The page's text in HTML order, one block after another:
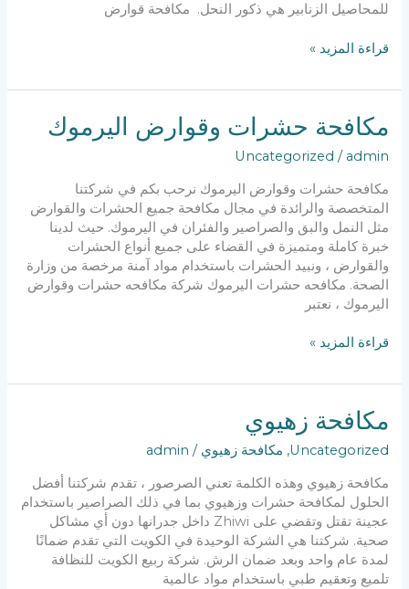
للمحاصيل الزنابير هي ذكور النحل. مكافحة قوارض
مكافحة
وقوارض
قراءة المزيد »
مكافحة حشرات وقوارض اليرموك
Uncategorized / admin
مكافحة حشرات وقوارض اليرموك نرحب بكم في شركتنا
المتخصصة والرائدة في مجال مكافحة جميع الحشرات والقوارض
مثل النمل والبق والصراصير والفئران في اليرموك. حيث لدينا
خبرة كاملة ومتميزة في القضاء على جميع أنواع الحشرات
والقوارض ، ونبيد الحشرات باستخدام مواد آمنة مرخصة من وزارة
الصحة. مكافحه حشرات اليرموك شركة مكافحه حشرات وقوارض
اليرموك ، نعتبر
مكافحة
وقوارض
قراءة المزيد »
مكافحة زهيوي
Uncategorized
, مكافحة زهيوي /
admin
مكافحة زهيوي وهذه الكلمة تعني الصرصور ، تقدم شركتنا أفضل
الحلول لمكافحة حشرات وزهيوي بما في ذلك الصراصير باستخدام
عجينة تقتل وتقضي على Zhiwi داخل جدرانها دون أي مشاكل
صحية. شركتنا هي الشركة الوحيدة في الكويت التي تقدم ضمانًا
لمدة عام واحد وبعد ضمان الرش. شركة ربيع الكويت للنظافة
تلميع وتعقيم طبي باستخدام مواد عالمية